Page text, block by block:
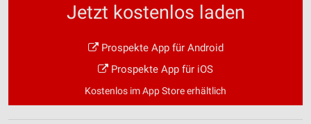
Jetzt kostenlos laden
Prospekte App für Android
Prospekte App für iOS
Kostenlos im App Store erhältlich